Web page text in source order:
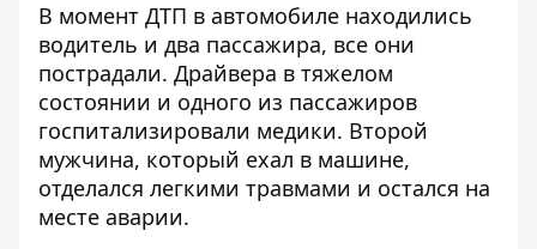
В момент ДТП в автомобиле находились
водитель и два пассажира, все они
пострадали. Драйвера в тяжелом
состоянии и одного из пассажиров
госпитализировали медики. Второй
мужчина, который ехал в машине,
отделался легкими травмами и остался на
месте аварии.